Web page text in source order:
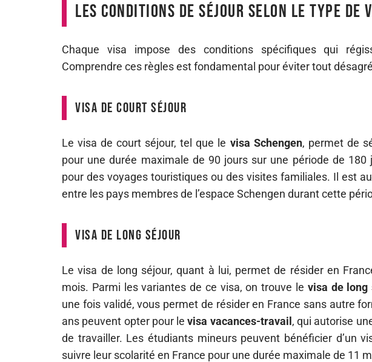
Les conditions de séjour selon le type de
Chaque visa impose des conditions spécifiques qui
Comprendre ces règles est fondamental pour éviter tout
Visa de court séjour
Le visa de court séjour, tel que le visa Schengen, permet de
pour une durée maximale de 90 jours sur une période de
pour des voyages touristiques ou des visites familiales. Il est
entre les pays membres de l’espace Schengen durant cette
Visa de long séjour
Le visa de long séjour, quant à lui, permet de résider en
mois. Parmi les variantes de ce visa, on trouve le visa de
une fois validé, vous permet de résider en France sans autre
ans peuvent opter pour levisa vacances-travail , qui autorise
de travailler. Les étudiants mineurs peuvent bénéficier d’un
suivre leur scolarité en France pour une durée maximale de 11